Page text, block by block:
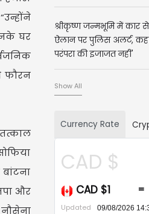
घर
फौरन
और
श्रीकृष्ण जन्मभूमि में कार
ऐलान पर पुलिस अलर्ट,
परंपरा की इजाजत नहीं'
Show All
Currency Rate
$
$1 ₹68.17
09/08/2026 14:30 IST